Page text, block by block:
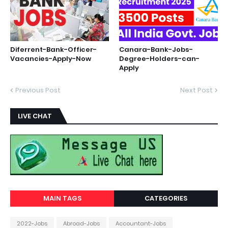
Diferrent-Bank-Officer-
Vacancies-Apply-Now
Canara-Bank-Jobs-
Degree-Holders-can-
Apply
Previous Post Next Post
LIVE CHAT
MAIN TAGS CATEGORIES
2022-Jobs Abroad-Jobs Accountant-Jobs